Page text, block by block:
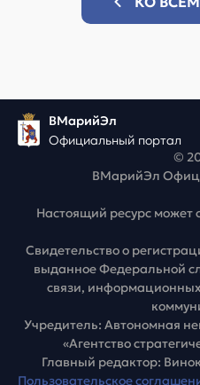
ВМарийЭл
Официальный портал
©
ВМарийЭл
Настоящий ресурс может
Свидетельство о
выданное Федеральной
связи,
Учредитель: Автономная
«Агентство
Главный редактор:
Пользовательское